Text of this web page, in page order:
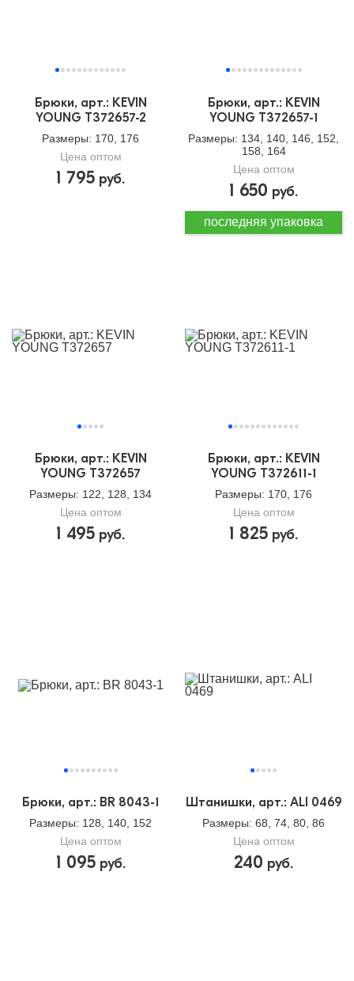
Брюки, арт.: KEVIN
YOUNG T372657-2
Размеры: 170, 176
Цена оптом
1 795 руб.
Брюки, арт.: KEVIN
YOUNG T372657-1
Размеры: 134, 140, 146, 152,
158, 164
Цена оптом
1 650 руб.
Брюки, арт.: KEVIN
YOUNG T372657
Размеры: 122, 128, 134
Цена оптом
1 495 руб.
последняя упаковка
Брюки, арт.: KEVIN
YOUNG T372611-1
Размеры: 170, 176
Цена оптом
1 825 руб.
Брюки, арт.: BR 8043-1
Размеры: 128, 140, 152
Цена оптом
1 095руб.
Штанишки, арт.: ALI 0469
Размеры: 68, 74, 80, 86
Цена оптом
240 руб.